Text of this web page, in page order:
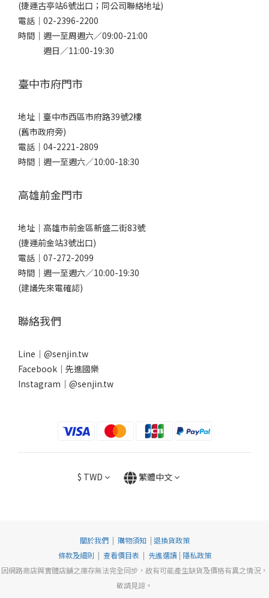
(捷運古亭站6號出口；同公司聯絡地址)
電話｜ 02-2396-2200
時間｜週一至周週六／09:00-21:00
週日／11:00-19:30
臺中市府門市
地址｜ 臺中市西區市府路39號2樓
(舊市政府旁)
電話｜ 04-2221-2809
時間｜週一至週六／10:00-18:30
高雄前金門市
地址｜ 高雄市前金區新盛二街83號
(捷運前金站3號出口)
電話｜ 07-272-2099
時間｜週一至週六／10:00-19:30
(建議先來電確認)
聯絡我們
Line｜ @senjin.tw
Facebook｜ 先進國樂
Instagram｜ @senjin.tw
$ TWD 繁體中文
關於我們| 購物須知 | 退換貨政策
條款及細則 | 查看價目表 | 先進選讀 | 隱私政策
因網路商店與實體店舖之庫存無法完全同步，故有可能產生缺貨及價格有異之情況，
敬請見諒。